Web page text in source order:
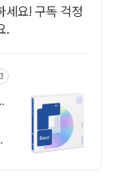
세요! 구독 걱정
.